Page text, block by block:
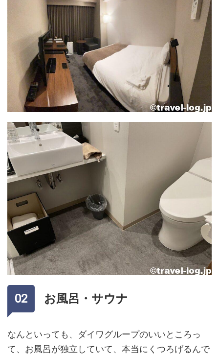
お風呂・サウナ
なんといっても、ダイワグループのいいところっ
て、お風呂が独立していて、本当にくつろげるんで